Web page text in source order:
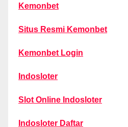
Kemonbet
Situs Resmi Kemonbet
Kemonbet Login
Indosloter
Slot Online Indosloter
Indosloter Daftar